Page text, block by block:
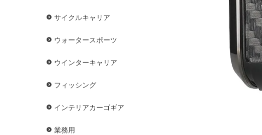
サイクルキャリア
ウォータースポーツ
ウインターキャリア
フィッシング
インテリアカーゴギア
業務用